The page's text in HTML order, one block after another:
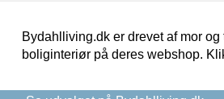
Bydahlliving.dk er drevet af mor
boliginteriør på deres webshop.